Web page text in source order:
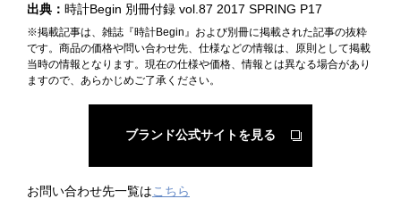
出典： 時計Begin 別冊付録 vol.87 2017 SPRING P17
※掲載記事は、雑誌『時計Begin』および別冊に掲載された記事の抜粋
です。商品の価格や問い合わせ先、仕様などの情報は、原則として掲載
当時の情報となります。現在の仕様や価格、情報とは異なる場合があり
ますので、あらかじめご了承ください。
ブランド公式サイトを見る
お問い合わせ先一覧はこちら